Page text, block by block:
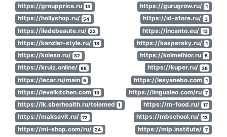
https://groupprice.ru 13 https://gurugrow.ru/ 1
https://hollyshop.ru/ 54 https://id-store.ru/ 3
https://iledebeaute.ru/ 22 https://incanto.eu/ 13
https://kanzler-style.ru/ 18 https://kaspersky.ru/ 1
https://koleso.ru/ 32 https://kolmelhior.ru 5
https://kruiz.online/ 68 https://kuper.ru/ 36
https://lecar.ru/main 5 https://lesyanebo.com 1
https://levelkitchen.com 13 https://lingualeo.com/ru 7
https://lk.sberhealth.ru/telemed 1 https://m-food.ru/ 17
https://maksavit.ru/ 72 https://mbschool.ru/ 13
https://mi-shop.com/ru/ 24 https://mip.institute/ 7